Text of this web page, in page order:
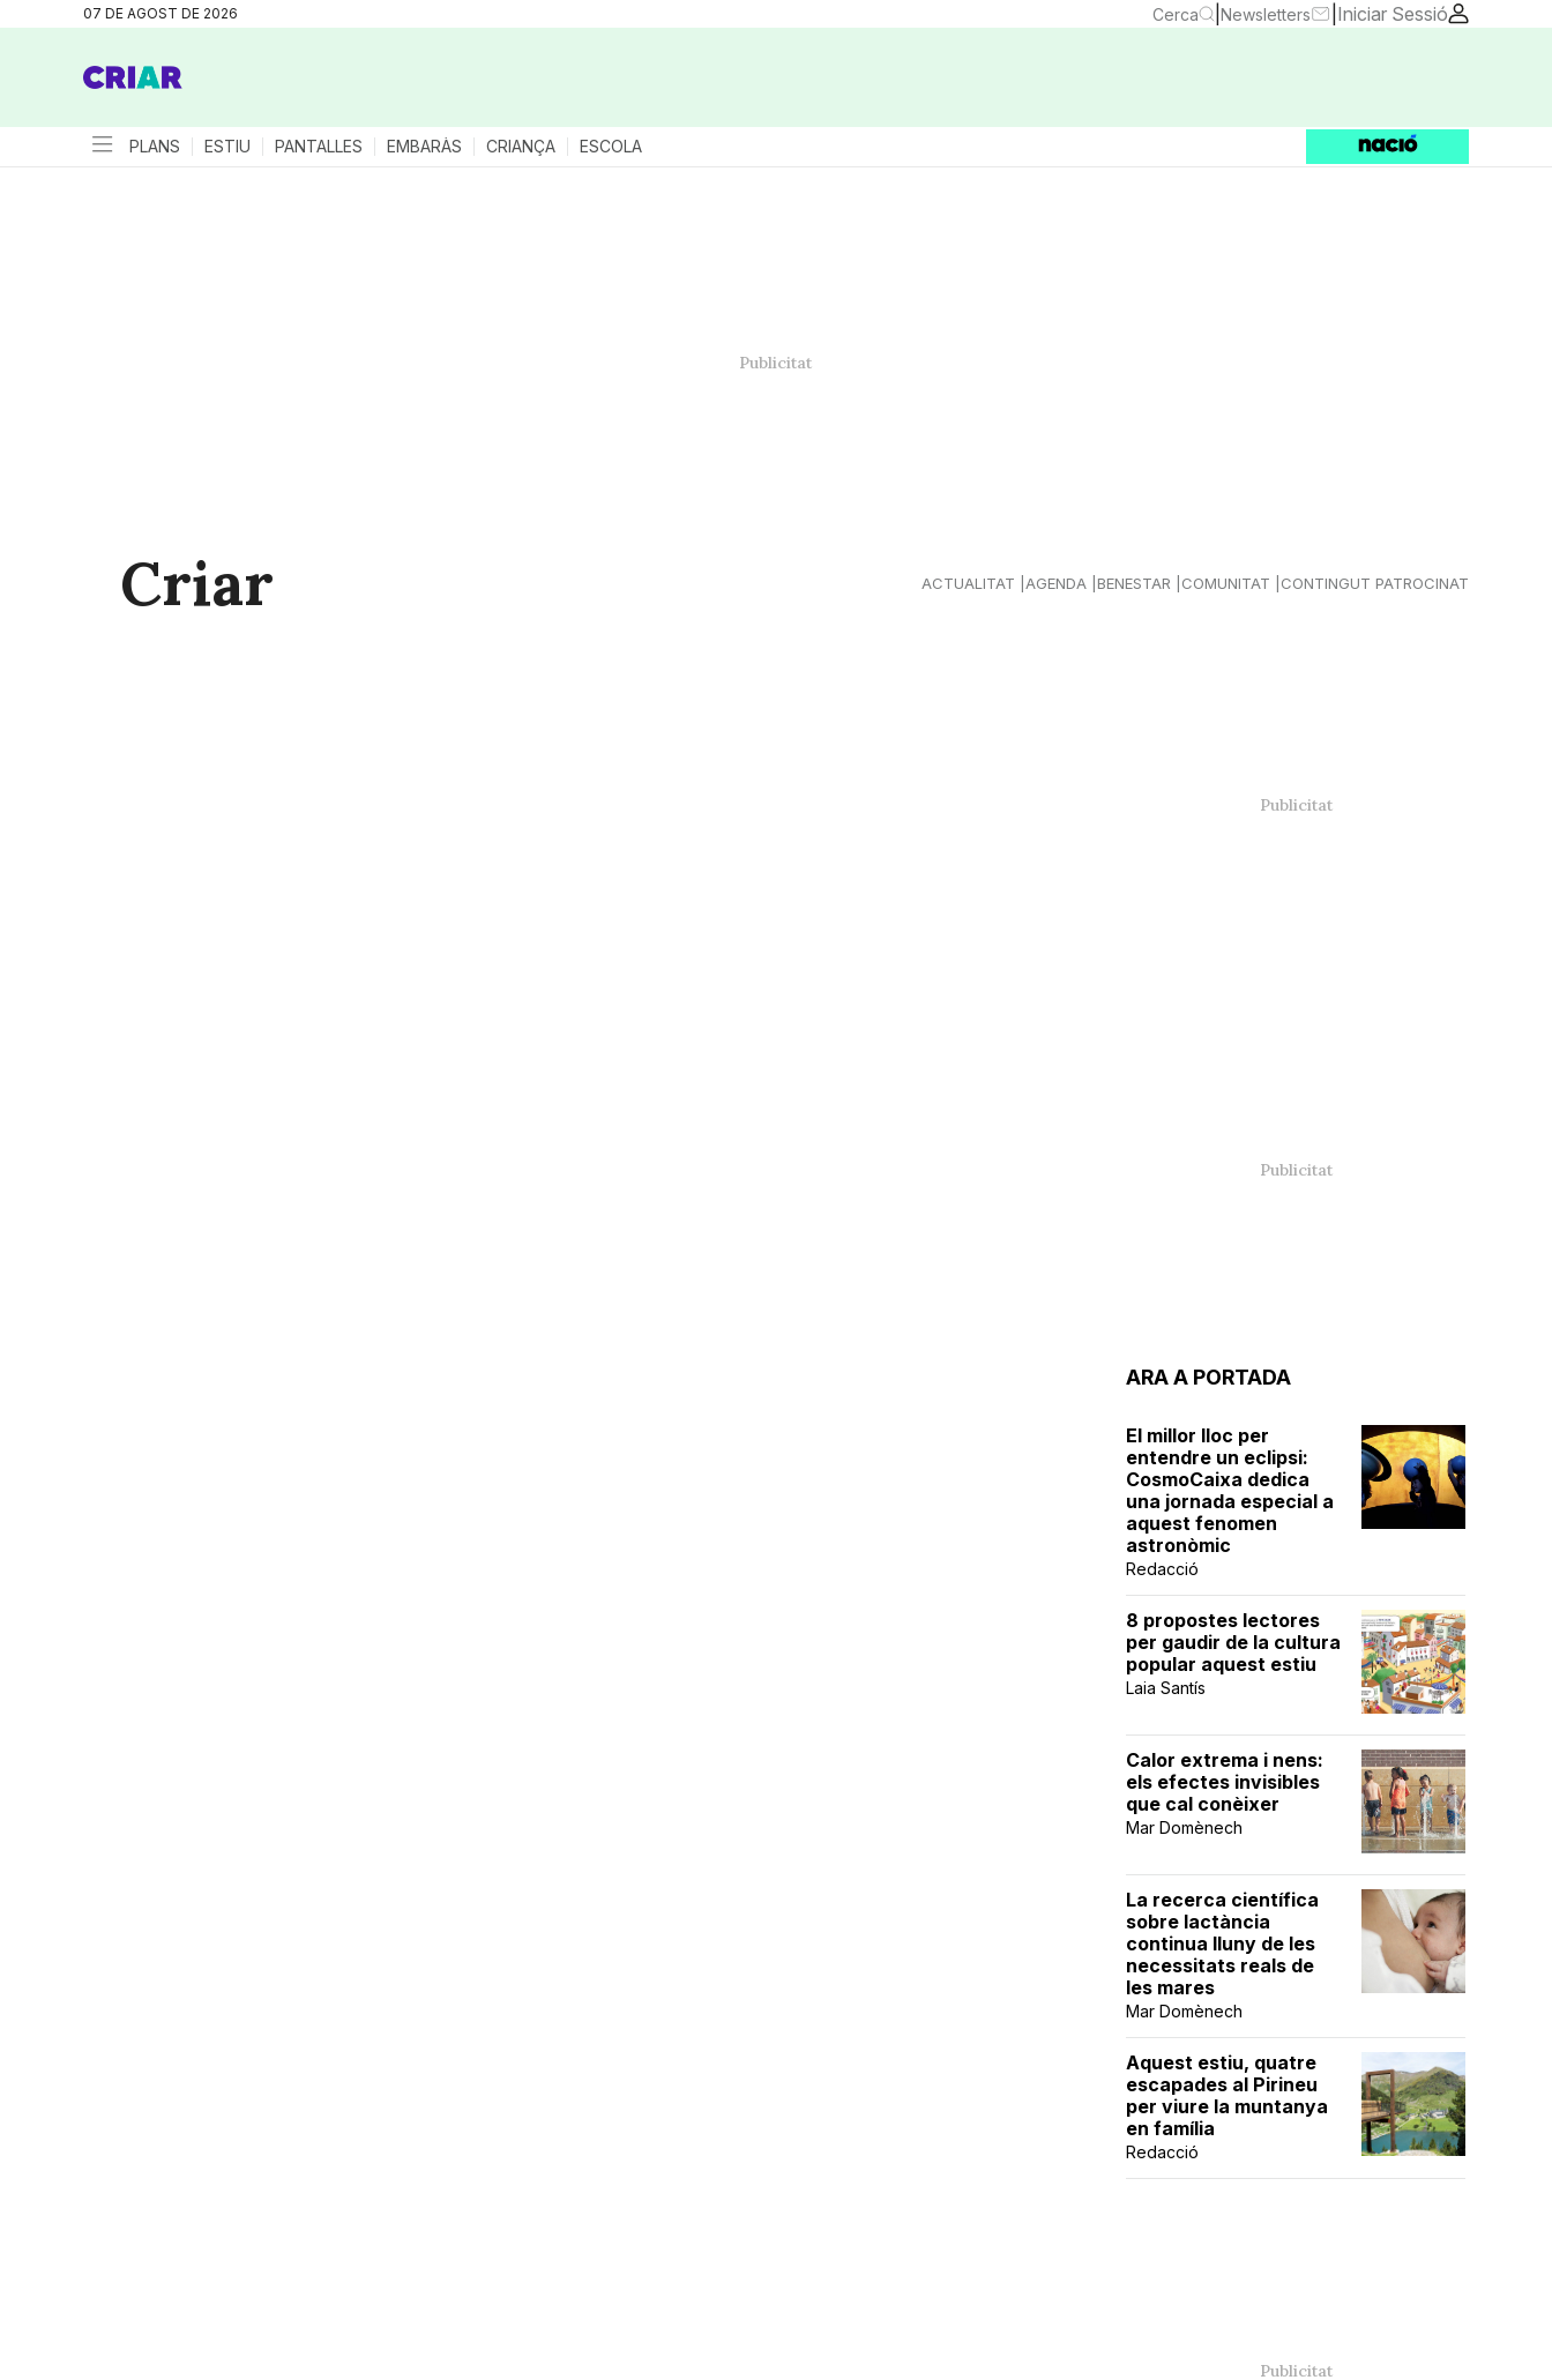
07 DE AGOST DE 2026 Cerca Newsletters Iniciar Sessió
PLANS ESTIU PANTALLES EMBARÀS CRIANÇA ESCOLA
Criar ACTUALITAT AGENDA BENESTAR COMUNITAT CONTINGUT PATROCINAT
ARA A PORTADA
El millor lloc per
entendre un eclipsi:
CosmoCaixa dedica
una jornada especial a
aquest fenomen
astronòmic
Redacció
8 propostes lectores
per gaudir de la cultura
popular aquest estiu
Laia Santís
Calor extrema i nens:
els efectes invisibles
que cal conèixer
Mar Domènech
La recerca científica
sobre lactància
continua lluny de les
necessitats reals de
les mares
Mar Domènech
Aquest estiu, quatre
escapades al Pirineu
per viure la muntanya
en família
Redacció